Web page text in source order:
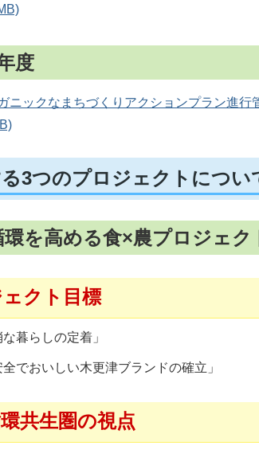
度
ニックなまちづくりアクションプラン進行
3つのプロジェクトについ
環を高める食×農プロジェク
クト目標
な暮らしの定着」
全でおいしい木更津ブランドの確立」
共生圏の視点